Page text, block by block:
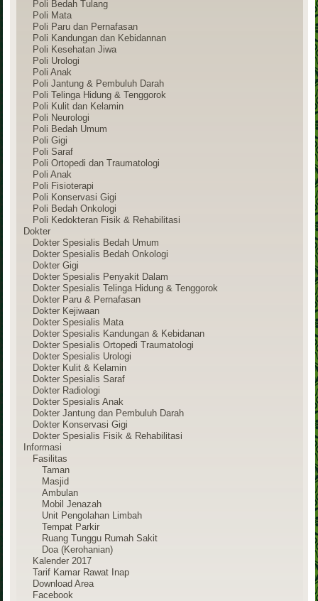
Poli Bedah Tulang
Poli Mata
Poli Paru dan Pernafasan
Poli Kandungan dan Kebidannan
Poli Kesehatan Jiwa
Poli Urologi
Poli Anak
Poli Jantung & Pembuluh Darah
Poli Telinga Hidung & Tenggorok
Poli Kulit dan Kelamin
Poli Neurologi
Poli Bedah Umum
Poli Gigi
Poli Saraf
Poli Ortopedi dan Traumatologi
Poli Anak
Poli Fisioterapi
Poli Konservasi Gigi
Poli Bedah Onkologi
Poli Kedokteran Fisik & Rehabilitasi
Dokter
Dokter Spesialis Bedah Umum
Dokter Spesialis Bedah Onkologi
Dokter Gigi
Dokter Spesialis Penyakit Dalam
Dokter Spesialis Telinga Hidung & Tenggorok
Dokter Paru & Pernafasan
Dokter Kejiwaan
Dokter Spesialis Mata
Dokter Spesialis Kandungan & Kebidanan
Dokter Spesialis Ortopedi Traumatologi
Dokter Spesialis Urologi
Dokter Kulit & Kelamin
Dokter Spesialis Saraf
Dokter Radiologi
Dokter Spesialis Anak
Dokter Jantung dan Pembuluh Darah
Dokter Konservasi Gigi
Dokter Spesialis Fisik & Rehabilitasi
Informasi
Fasilitas
Taman
Masjid
Ambulan
Mobil Jenazah
Unit Pengolahan Limbah
Tempat Parkir
Ruang Tunggu Rumah Sakit
Doa (Kerohanian)
Kalender 2017
Tarif Kamar Rawat Inap
Download Area
Facebook